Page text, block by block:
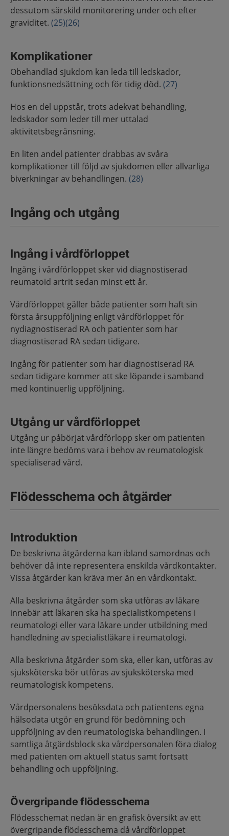
dessutom särskild monitorering under och efter
graviditet. (25)(26)
Komplikationer
Obehandlad sjukdom kan leda till ledskador,
funktionsnedsättning och för tidig död. (27)
Hos en del uppstår, trots adekvat behandling,
ledskador som leder till mer uttalad
aktivitetsbegränsning.
En liten andel patienter drabbas av svåra
komplikationer till följd av sjukdomen eller allvarliga
biverkningar av behandlingen. (28)
Ingång och utgång
Ingång i vårdförloppet
Ingång i vårdförloppet sker vid diagnostiserad
reumatoid artrit sedan minst ett år.
Vårdförloppet gäller både patienter som haft sin
första årsuppföljning enligt vårdförloppet för
nydiagnostiserad RA och patienter som har
diagnostiserad RA sedan tidigare.
Ingång för patienter som har diagnostiserad RA
sedan tidigare kommer att ske löpande i samband
med kontinuerlig uppföljning.
Utgång ur vårdförloppet
Utgång ur påbörjat vårdförlopp sker om patienten
inte längre bedöms vara i behov av reumatologisk
specialiserad vård.
Flödesschema och åtgärder
Introduktion
De beskrivna åtgärderna kan ibland samordnas och
behöver då inte representera enskilda vårdkontakter.
Vissa åtgärder kan kräva mer än en vårdkontakt.
Alla beskrivna åtgärder som ska utföras av läkare
innebär att läkaren ska ha specialistkompetens i
reumatologi eller vara läkare under utbildning med
handledning av specialistläkare i reumatologi.
Alla beskrivna åtgärder som ska, eller kan, utföras av
sjuksköterska bör utföras av sjuksköterska med
reumatologisk kompetens.
Vårdpersonalens besöksdata och patientens egna
hälsodata utgör en grund för bedömning och
uppföljning av den reumatologiska behandlingen. I
samtliga åtgärdsblock ska vårdpersonalen föra dialog
med patienten om aktuell status samt fortsatt
behandling och uppföljning.
Övergripande flödesschema
Flödesschemat nedan är en grafisk översikt av ett
övergripande flödesschema då vårdförloppet